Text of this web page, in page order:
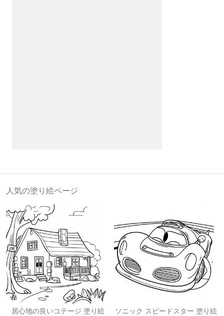
人気の塗り絵ページ
居心地の良いコテージ 塗り絵 ソニック スピードスター 塗り絵